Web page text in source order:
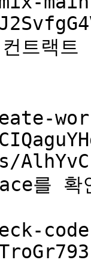
트랙트
를 확